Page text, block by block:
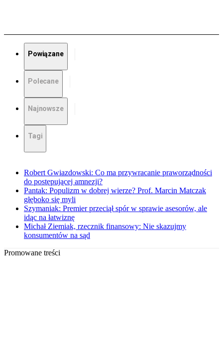
Powiązane
Polecane
Najnowsze
Tagi
Robert Gwiazdowski: Co ma przywracanie praworządności
do postępującej amnezji?
Pantak: Populizm w dobrej wierze? Prof. Marcin Matczak
głęboko się myli
Szymaniak: Premier przeciął spór w sprawie asesorów, ale
idąc na łatwiznę
Michał Ziemiak, rzecznik finansowy: Nie skazujmy
konsumentów na sąd
Promowane treści